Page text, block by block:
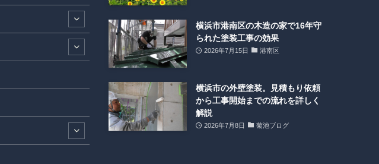
横浜市港南区の木造の家で16年守
られた塗装工事の効果
2026年7月15日 港南区
横浜市の外壁塗装。見積もり依頼
から工事開始までの流れを詳しく
解説
2026年7月8日 菊池ブログ